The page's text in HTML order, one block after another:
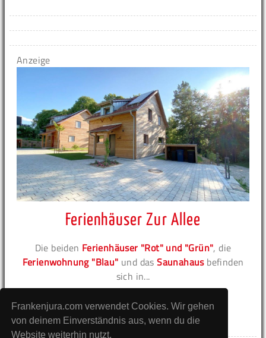
Frankenjura.com verwendet Cookies. Wir gehen
von deinem Einverständnis aus, wenn du die
Website weiterhin nutzt.
Anzeige
Ferienhäuser Zur Allee
Die beiden Ferienhäuser "Rot" und "Grün", die
Ferienwohnung "Blau" und dasSaunahausbefinden
sich in...
zur Unterkunft